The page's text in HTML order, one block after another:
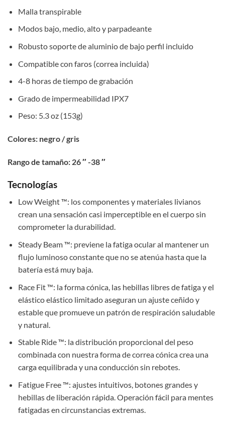
Malla transpirable
Modos bajo, medio, alto y parpadeante
Robusto soporte de aluminio de bajo perfil incluido
Compatible con faros (correa incluida)
4-8 horas de tiempo de grabación
Grado de impermeabilidad IPX7
Peso: 5.3 oz (153g)
Colores: negro / gris
Rango de tamaño: 26 ″ -38 ″
Tecnologías
Low Weight ™: los componentes y materiales livianos
crean una sensación casi imperceptible en el cuerpo sin
comprometer la durabilidad.
Steady Beam ™: previene la fatiga ocular al mantener un
flujo luminoso constante que no se atenúa hasta que la
batería está muy baja.
Race Fit ™: la forma cónica, las hebillas libres de fatiga y el
elástico elástico limitado aseguran un ajuste ceñido y
estable que promueve un patrón de respiración saludable
y natural.
Stable Ride ™: la distribución proporcional del peso
combinada con nuestra forma de correa cónica crea una
carga equilibrada y una conducción sin rebotes.
Fatigue Free ™: ajustes intuitivos, botones grandes y
hebillas de liberación rápida. Operación fácil para mentes
fatigadas en circunstancias extremas.